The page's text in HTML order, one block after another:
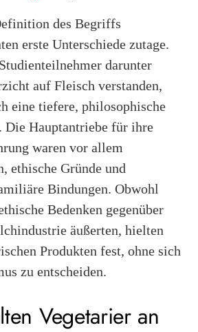
des Begriffs
erste Unterschiede zutage.
darunter
auf Fleisch verstanden,
eine tiefere, philosophische
Die Hauptantriebe für ihre
waren vor allem
ethische Gründe und
Bindungen. Obwohl
Bedenken gegenüber
äußerten, hielten
Produkten fest, ohne sich
zu entscheiden.
Vegetarier an